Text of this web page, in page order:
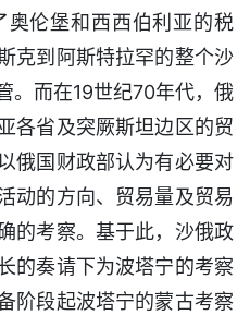
奥伦堡和西西伯利亚的税
克到阿斯特拉罕的整个沙
。而在19世纪70年代，俄
各省及突厥斯坦边区的贸
俄国财政部认为有必要对
动的方向、贸易量及贸易
的考察。基于此，沙俄政
的奏请下为波塔宁的考察
阶段起波塔宁的蒙古考察